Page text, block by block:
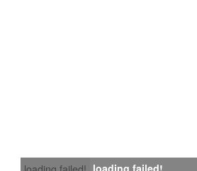
loading failed!